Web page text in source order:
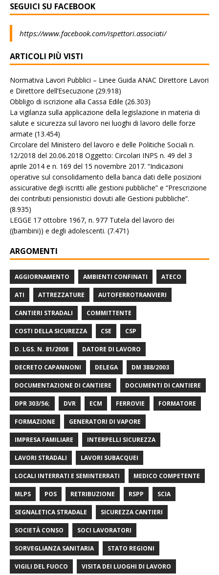
SEGUICI SU FACEBOOK
https://www.facebook.com/ispettori.associati/
ARTICOLI PIÙ VISTI
Normativa Lavori Pubblici – Linee Guida ANAC Direttore Lavori
e Direttore dell’Esecuzione (29.918)
Obbligo di iscrizione alla Cassa Edile (26.303)
La vigilanza sulla applicazione della legislazione in materia di
salute e sicurezza sul lavoro nei luoghi di lavoro delle forze
armate (13.454)
Circolare del Ministero del lavoro e delle Politiche Sociali n.
12/2018 del 20.06.2018 Oggetto: Circolari INPS n. 49 del 3
aprile 2014 e n. 169 del 15 novembre 2017. “Indicazioni
operative sul consolidamento della banca dati delle posizioni
assicurative degli iscritti alle gestioni pubbliche” e “Prescrizione
dei contributi pensionistici dovuti alle Gestioni pubbliche”.
(8.935)
LEGGE 17 ottobre 1967, n. 977 Tutela del lavoro dei
((bambini)) e degli adolescenti. (7.471)
ARGOMENTI
AGGIORNAMENTO AMBIENTI CONFINATI ATECO
ATI ATTREZZATURE AUTOFERROTRANVIERI
CANTIERI STRADALI COMMITTENTE
COSTI DELLA SICUREZZA CSE CSP
D. LGS. N. 81/2008 DATORE DI LAVORO
DECRETO CAPANNONI DELEGA DM 388/2003
DOCUMENTAZIONE DI CANTIERE DOCUMENTI DI CANTIERE
DPR 303/56; DVR ECM FERROVIE FORMATORE
FORMAZIONE GENERATORI DI VAPORE
IMPRESA FAMILIARE INTERPELLI SICUREZZA
LAVORI STRADALI LAVORI SUBACQUEI
LOCALI INTERRATI E SEMINTERRATI MEDICO COMPETENTE
MLPS POS RETRIBUZIONE RSPP SCIA
SEGNALETICA STRADALE SICUREZZA CANTIERI
SOCIETÀ CONSO SOCI LAVORATORI
SORVEGLIANZA SANITARIA STATO REGIONI
VIGILI DEL FUOCO VISITA DEI LUOGHI DI LAVORO